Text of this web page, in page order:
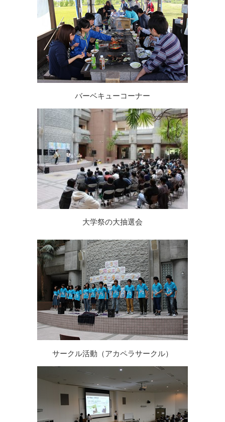
バーベキューコーナー
大学祭の大抽選会
サークル活動（アカペラサークル）